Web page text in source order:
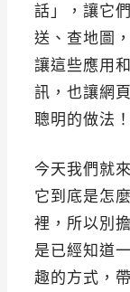
話」，讓它
送、查地圖
讓這些應用
訊，也讓網
聰明的做法！
今天我們就
它到底是怎
裡，所以別
是已經知道
趣的方式，